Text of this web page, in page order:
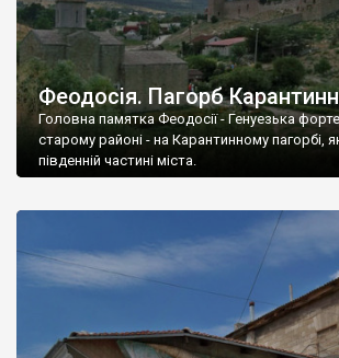
Феодосія. Пагорб
Головна памятка Феодосії - Генуезька
старому районі - на Карантинному пагорбі,
південній частині міста.